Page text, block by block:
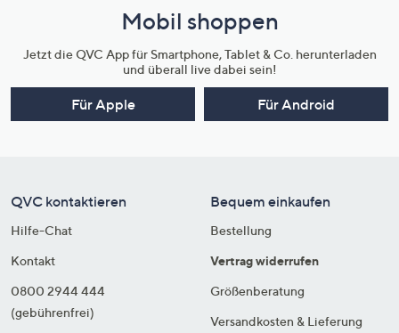
Mobil shoppen
Jetzt die QVC App für Smartphone, Tablet & Co. herunterladen
und überall live dabei sein!
Für Apple Für Android
QVC kontaktieren
Hilfe-Chat
Kontakt
0800 2944 444
(gebührenfrei)
Bequem einkaufen
Bestellung
Vertrag widerrufen
Größenberatung
Versandkosten & Lieferung